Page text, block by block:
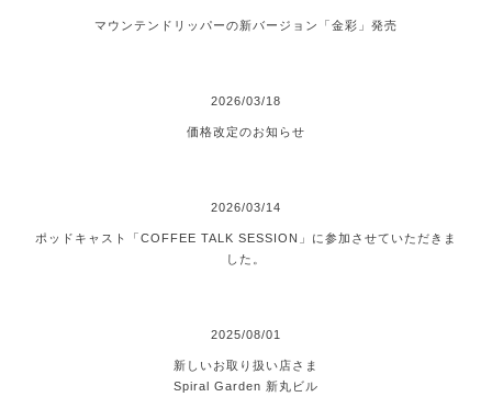
マウンテンドリッパーの新バージョン「金彩」発売
2026/03/18
価格改定のお知らせ
2026/03/14
ポッドキャスト「COFFEE TALK SESSION」に参加させていただきま
した。
2025/08/01
新しいお取り扱い店さま
Spiral Garden 新丸ビル